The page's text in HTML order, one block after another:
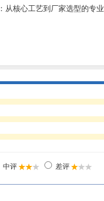
从核心工艺到厂家选型的专业